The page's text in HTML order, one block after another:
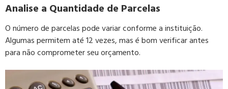
Analise a Quantidade de Parcelas
O número de parcelas pode variar conforme a instituição.
Algumas permitem até 12 vezes, mas é bom verificar antes
para não comprometer seu orçamento.